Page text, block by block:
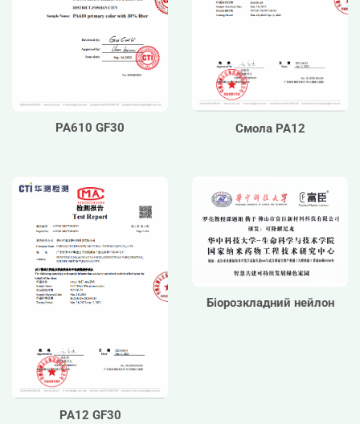
PA610 GF30 Смола PA12
PA12 GF30
Біорозкладний нейлон